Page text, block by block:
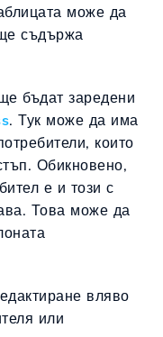
може да
съдържа
бъдат заредени
. Тук може да има
които
Обикновено,
е и този с
Това може да
вляво
или